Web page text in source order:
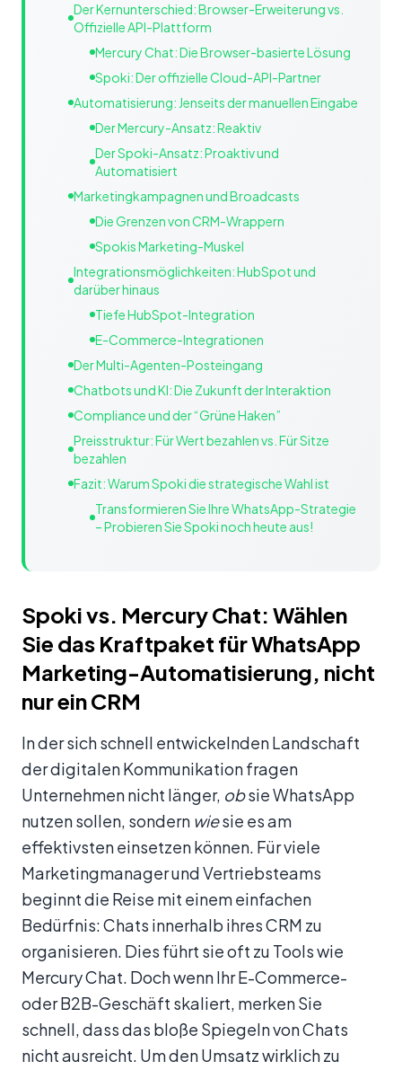
Der Kernunterschied: Browser-Erweiterung vs.
Offizielle API-Plattform
Mercury Chat: Die Browser-basierte Lösung
Spoki: Der offizielle Cloud-API-Partner
Automatisierung: Jenseits der manuellen Eingabe
Der Mercury-Ansatz: Reaktiv
Der Spoki-Ansatz: Proaktiv und
Automatisiert
Marketingkampagnen und Broadcasts
Die Grenzen von CRM-Wrappern
Spokis Marketing-Muskel
Integrationsmöglichkeiten: HubSpot und
darüber hinaus
Tiefe HubSpot-Integration
E-Commerce-Integrationen
Der Multi-Agenten-Posteingang
Chatbots und KI: Die Zukunft der Interaktion
Compliance und der “Grüne Haken”
Preisstruktur: Für Wert bezahlen vs. Für Sitze
bezahlen
Fazit: Warum Spoki die strategische Wahl ist
Transformieren Sie Ihre WhatsApp-Strategie
– Probieren Sie Spoki noch heute aus!
Spoki vs. Mercury Chat: Wählen
Sie das Kraftpaket für WhatsApp
Marketing-Automatisierung, nicht
nur ein CRM
In der sich schnell entwickelnden Landschaft
der digitalen Kommunikation fragen
Unternehmen nicht länger, obsie WhatsApp
nutzen sollen, sondern wiesie es am
effektivsten einsetzen können. Für viele
Marketingmanager und Vertriebsteams
beginnt die Reise mit einem einfachen
Bedürfnis: Chats innerhalb ihres CRM zu
organisieren. Dies führt sie oft zu Tools wie
Mercury Chat. Doch wenn Ihr E-Commerce-
oder B2B-Geschäft skaliert, merken Sie
schnell, dass das bloße Spiegeln von Chats
nicht ausreicht. Um den Umsatz wirklich zu